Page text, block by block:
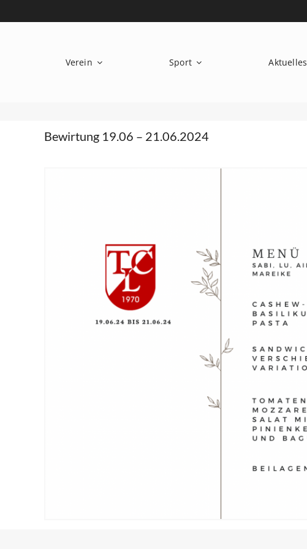
Inhalt
Verein Sport Aktuelles
Bewirtung 19.06 – 21.06.2024